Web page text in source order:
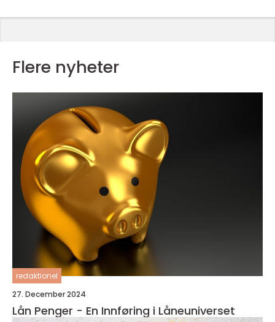
Flere nyheter
redaktionel
27. December 2024
Lån Penger - En Innføring i Låneuniverset